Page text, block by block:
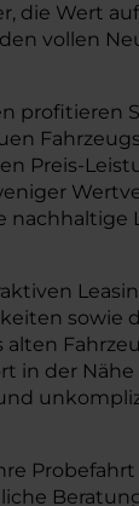
die Wert
vollen
profitieren
Preis-
nachhaltige
sowie
in der Nähe